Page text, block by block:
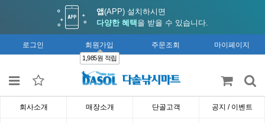
앱(APP) 설치하시면
다양한 혜택 을 받을 수 있습니다.
로그인 회원가입
1,985원 적립
주문조회 마이페이지
회사소개 매장소개 단골고객 공지 / 이벤트